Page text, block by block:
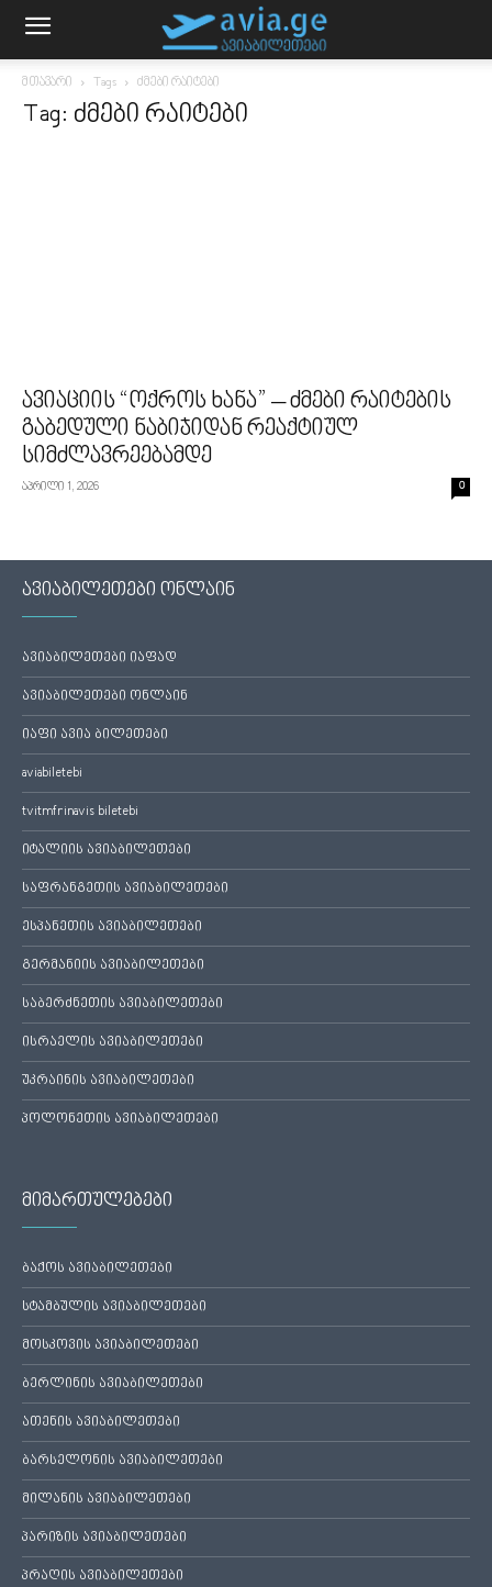
მთავარი Tags ძმები რაიტები
Tag: ძმები რაიტები
ავიაციის “ოქროს ხანა” – ძმები რაიტების
გაბედული ნაბიჯიდან რეაქტიულ
სიმძლავრეებამდე
აპრილი 1, 2026 0
ავიაბილეთები ონლაინ
ავიაბილეთები იაფად
ავიაბილეთები ონლაინ
იაფი ავია ბილეთები
aviabiletebi
tvitmfrinavis biletebi
იტალიის ავიაბილეთები
საფრანგეთის ავიაბილეთები
ესპანეთის ავიაბილეთები
გერმანიის ავიაბილეთები
საბერძნეთის ავიაბილეთები
ისრაელის ავიაბილეთები
უკრაინის ავიაბილეთები
პოლონეთის ავიაბილეთები
მიმართულებები
ბაქოს ავიაბილეთები
სტამბულის ავიაბილეთები
მოსკოვის ავიაბილეთები
ბერლინის ავიაბილეთები
ათენის ავიაბილეთები
ბარსელონის ავიაბილეთები
მილანის ავიაბილეთები
პარიზის ავიაბილეთები
პრაღის ავიაბილეთები